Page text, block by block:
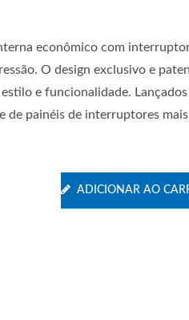
econômico com
O design exclusivo e
e funcionalidade. Lançados
de painéis de interruptores mais
ADICIONAR AO